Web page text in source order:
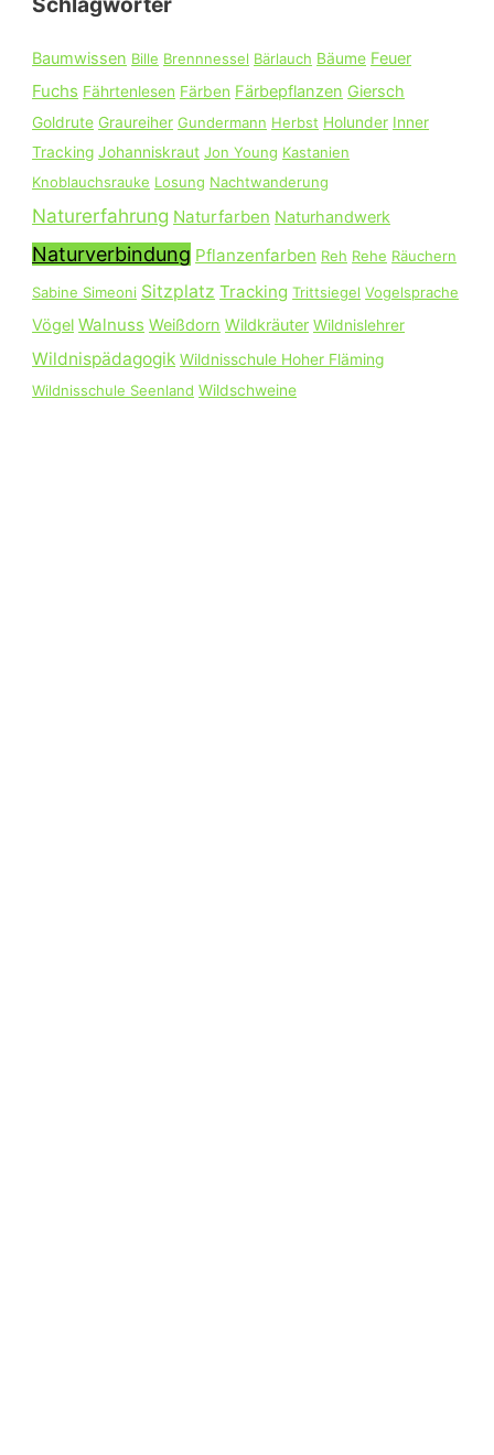
n
a
c
h
:
Baumwissen Bille Brennnessel Bärlauch Bäume Feuer
Fuchs Fährtenlesen Färben Färbepflanzen Giersch
Goldrute Graureiher Gundermann Herbst Holunder Inner
Tracking Johanniskraut Jon Young Kastanien
Knoblauchsrauke Losung Nachtwanderung
Naturerfahrung Naturfarben Naturhandwerk
Naturverbindung Pflanzenfarben Reh Rehe Räuchern
Sabine Simeoni Sitzplatz Tracking Trittsiegel Vogelsprache
Vögel Walnuss Weißdorn Wildkräuter Wildnislehrer
Wildnispädagogik Wildnisschule Hoher Fläming
Wildnisschule Seenland Wildschweine